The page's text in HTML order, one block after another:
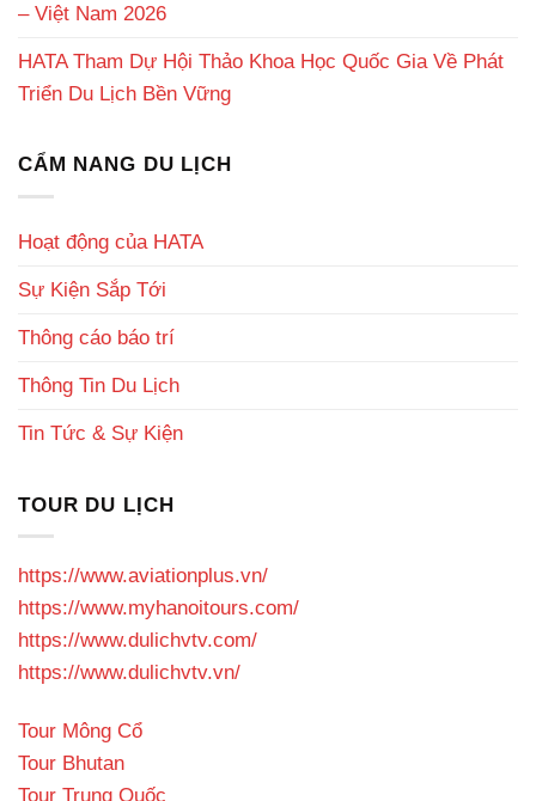
– Việt Nam 2026
HATA Tham Dự Hội Thảo Khoa Học Quốc Gia Về Phát
Triển Du Lịch Bền Vững
CẨM NANG DU LỊCH
Hoạt động của HATA
Sự Kiện Sắp Tới
Thông cáo báo trí
Thông Tin Du Lịch
Tin Tức & Sự Kiện
TOUR DU LỊCH
https://www.aviationplus.vn/
https://www.myhanoitours.com/
https://www.dulichvtv.com/
https://www.dulichvtv.vn/
Tour Mông Cổ
Tour Bhutan
Tour Trung Quốc